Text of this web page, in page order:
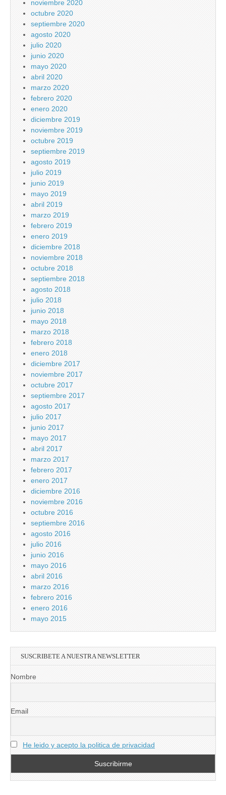
noviembre 2020
octubre 2020
septiembre 2020
agosto 2020
julio 2020
junio 2020
mayo 2020
abril 2020
marzo 2020
febrero 2020
enero 2020
diciembre 2019
noviembre 2019
octubre 2019
septiembre 2019
agosto 2019
julio 2019
junio 2019
mayo 2019
abril 2019
marzo 2019
febrero 2019
enero 2019
diciembre 2018
noviembre 2018
octubre 2018
septiembre 2018
agosto 2018
julio 2018
junio 2018
mayo 2018
marzo 2018
febrero 2018
enero 2018
diciembre 2017
noviembre 2017
octubre 2017
septiembre 2017
agosto 2017
julio 2017
junio 2017
mayo 2017
abril 2017
marzo 2017
febrero 2017
enero 2017
diciembre 2016
noviembre 2016
octubre 2016
septiembre 2016
agosto 2016
julio 2016
junio 2016
mayo 2016
abril 2016
marzo 2016
febrero 2016
enero 2016
mayo 2015
SUSCRIBETE A NUESTRA NEWSLETTER
Nombre
Email
He leido y acepto la politica de privacidad